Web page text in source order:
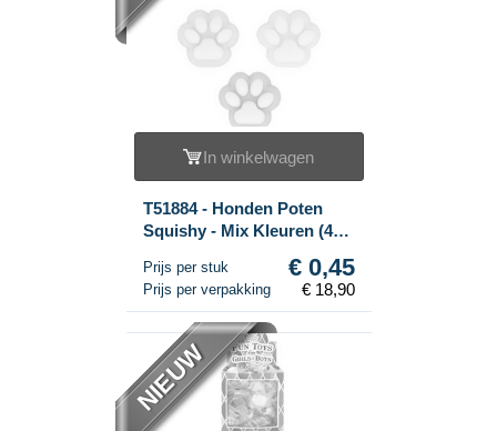
In winkelwagen
T51884 - Honden Poten
Squishy - Mix Kleuren (42
Prijs per stuk € 0,45
Prijs per verpakking € 18,90
NIEUW